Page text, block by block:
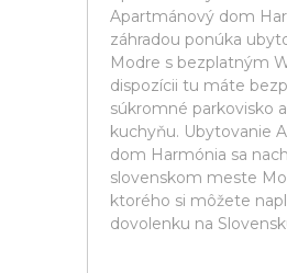
Apartmánový dom
záhradou ponúka
Modre s bezplatným
dispozícii tu máte
súkromné parkovisko
kuchyňu. Ubytovanie
dom Harmónia sa
slovenskom meste
ktorého si môžete
dovolenku na